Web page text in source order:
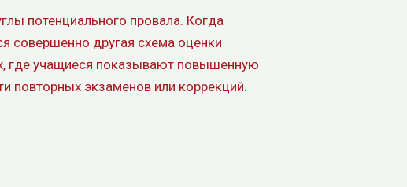
потенциального провала. Когда
совершенно другая схема оценки
где учащиеся показывают повышенную
повторных экзаменов или коррекций.